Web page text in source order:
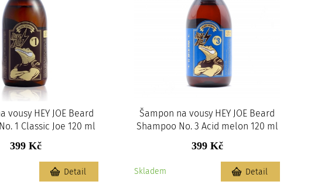
vousy HEY JOE Beard
1 Classic Joe 120 ml
399 Kč
Detail
Šampon na vousy HEY JOE Beard
Shampoo No. 3 Acid melon 120 ml
399 Kč
Skladem Detail